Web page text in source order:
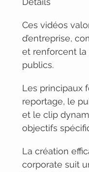
Ces vidéos
d’entreprise,
et renforcent la
publics.
Les principaux
reportage, le
et le clip
objectifs
La création
corporate suit